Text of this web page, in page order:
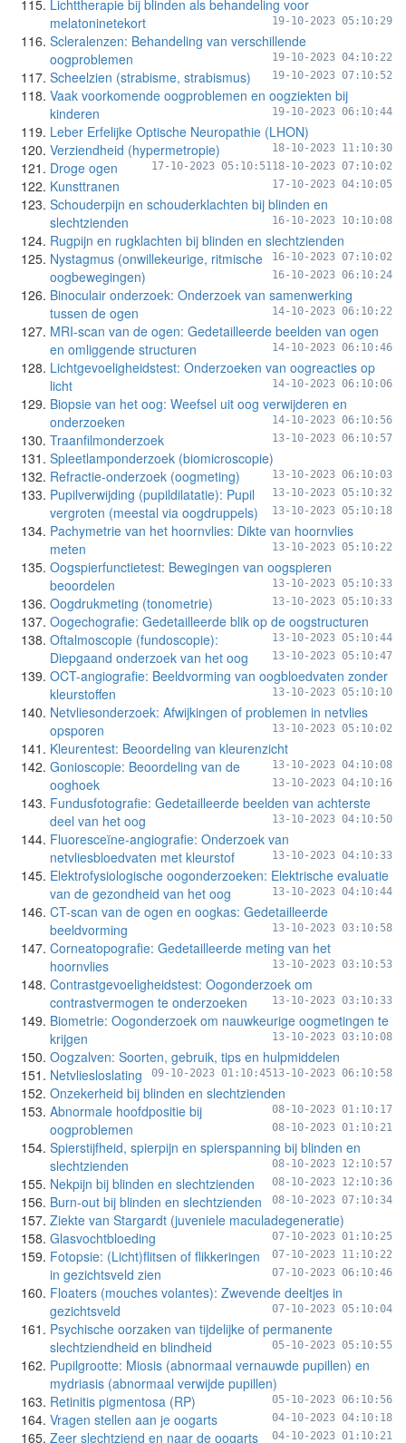
Lichttherapie bij blinden als behandeling voor
melatoninetekort
19-10-2023 05:10:29
Scleralenzen: Behandeling van verschillende
oogproblemen
19-10-2023 04:10:22
Scheelzien (strabisme, strabismus) 19-10-2023 07:10:52
Vaak voorkomende oogproblemen en oogziekten bij
kinderen
19-10-2023 06:10:44
Leber Erfelijke Optische Neuropathie (LHON)
18-10-2023 11:10:30
Verziendheid (hypermetropie)
18-10-2023 07:10:02
Droge ogen 17-10-2023 05:10:51
Kunsttranen 17-10-2023 04:10:05
Schouderpijn en schouderklachten bij blinden en
slechtzienden
16-10-2023 10:10:08
Rugpijn en rugklachten bij blinden en slechtzienden
16-10-2023 07:10:02
Nystagmus (onwillekeurige, ritmische
oogbewegingen)
16-10-2023 06:10:24
Binoculair onderzoek: Onderzoek van samenwerking
tussen de ogen
14-10-2023 06:10:22
MRI-scan van de ogen: Gedetailleerde beelden van ogen
en omliggende structuren
14-10-2023 06:10:46
Lichtgevoeligheidstest: Onderzoeken van oogreacties op
licht
14-10-2023 06:10:06
Biopsie van het oog: Weefsel uit oog verwijderen en
onderzoeken
14-10-2023 06:10:56
Traanfilmonderzoek 13-10-2023 06:10:57
Spleetlamponderzoek (biomicroscopie)
13-10-2023 06:10:03
Refractie-onderzoek (oogmeting)
13-10-2023 05:10:32
Pupilverwijding (pupildilatatie): Pupil
vergroten (meestal via oogdruppels)
13-10-2023 05:10:18
Pachymetrie van het hoornvlies: Dikte van hoornvlies
meten
13-10-2023 05:10:22
Oogspierfunctietest: Bewegingen van oogspieren
beoordelen
13-10-2023 05:10:33
Oogdrukmeting (tonometrie) 13-10-2023 05:10:33
Oogechografie: Gedetailleerde blik op de oogstructuren
13-10-2023 05:10:44
Oftalmoscopie (fundoscopie):
Diepgaand onderzoek van het oog
13-10-2023 05:10:47
OCT-angiografie: Beeldvorming van oogbloedvaten zonder
kleurstoffen
13-10-2023 05:10:10
Netvliesonderzoek: Afwijkingen of problemen in netvlies
opsporen
13-10-2023 05:10:02
Kleurentest: Beoordeling van kleurenzicht
13-10-2023 04:10:08
Gonioscopie: Beoordeling van de
ooghoek
13-10-2023 04:10:16
Fundusfotografie: Gedetailleerde beelden van achterste
deel van het oog
13-10-2023 04:10:50
Fluoresceïne-angiografie: Onderzoek van
netvliesbloedvaten met kleurstof
13-10-2023 04:10:33
Elektrofysiologische oogonderzoeken: Elektrische evaluatie
van de gezondheid van het oog
13-10-2023 04:10:44
CT-scan van de ogen en oogkas: Gedetailleerde
beeldvorming
13-10-2023 03:10:58
Corneatopografie: Gedetailleerde meting van het
hoornvlies
13-10-2023 03:10:53
Contrastgevoeligheidstest: Oogonderzoek om
contrastvermogen te onderzoeken
13-10-2023 03:10:33
Biometrie: Oogonderzoek om nauwkeurige oogmetingen te
krijgen
13-10-2023 03:10:08
Oogzalven: Soorten, gebruik, tips en hulpmiddelen
13-10-2023 06:10:58
Netvliesloslating 09-10-2023 01:10:45
Onzekerheid bij blinden en slechtzienden
08-10-2023 01:10:17
Abnormale hoofdpositie bij
oogproblemen
08-10-2023 01:10:21
Spierstijfheid, spierpijn en spierspanning bij blinden en
slechtzienden
08-10-2023 12:10:57
Nekpijn bij blinden en slechtzienden 08-10-2023 12:10:36
Burn-out bij blinden en slechtzienden 08-10-2023 07:10:34
Ziekte van Stargardt (juveniele maculadegeneratie)
07-10-2023 01:10:25
Glasvochtbloeding
07-10-2023 11:10:22
Fotopsie: (Licht)flitsen of flikkeringen
in gezichtsveld zien
07-10-2023 06:10:46
Floaters (mouches volantes): Zwevende deeltjes in
gezichtsveld
07-10-2023 05:10:04
Psychische oorzaken van tijdelijke of permanente
slechtziendheid en blindheid
05-10-2023 05:10:55
Pupilgrootte: Miosis (abnormaal vernauwde pupillen) en
mydriasis (abnormaal verwijde pupillen)
05-10-2023 06:10:56
Retinitis pigmentosa (RP)
04-10-2023 04:10:18
Vragen stellen aan je oogarts
04-10-2023 01:10:21
Zeer slechtziend en naar de oogarts